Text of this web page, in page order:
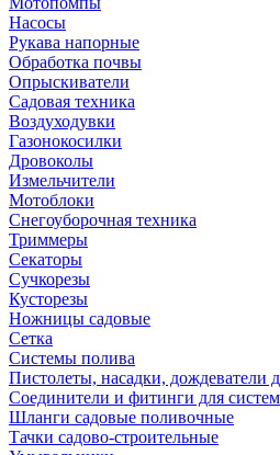
Насосы
Рукава напорные
Обработка почвы
Опрыскиватели
Садовая техника
Воздуходувки
Газонокосилки
Дровоколы
Измельчители
Мотоблоки
Снегоуборочная техника
Триммеры
Секаторы
Сучкорезы
Кусторезы
Ножницы садовые
Сетка
Системы полива
Пистолеты, насадки, дождеватели
Соединители и фитинги для
Шланги садовые поливочные
Тачки садово-строительные